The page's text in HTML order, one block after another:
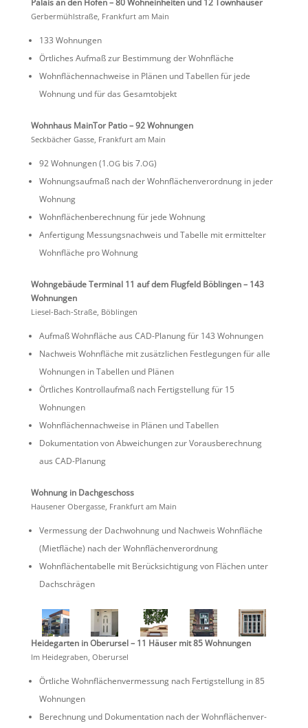
Palais an den Höfen – 80 Wohnein­heiten und 12 Townhäuser
Gerber­mühl­straße, Frank­furt am Main
133 Wohnungen
Örtli­ches Aufmaß zur Bestim­mung der Wohnfläche
Wohnflä­chen­nach­weise in Plänen und Tabellen für jede
Wohnung und für das Gesamtobjekt
Wohnhaus MainTor Patio – 92 Wohnungen
Seckbä­cher Gasse, Frank­furt am Main
92 Wohnungen (1.OGbis 7.OG)
Wohnungs­aufmaß nach der Wohnflä­chen­ver­ord­nung in jeder
Wohnung
Wohnflä­chen­be­rech­nung für jede Wohnung
Anfer­ti­gung Messungs­nach­weis und Tabelle mit ermit­telter
Wohnfläche pro Wohnung
Wohnge­bäude Terminal 11 auf dem Flugfeld Böblingen – 143
Wohnungen
Liesel-Bach-Straße, Böblingen
Aufmaß Wohnfläche aus CAD-Planung für 143 Wohnungen
Nachweis Wohnfläche mit zusätz­li­chen Festle­gungen für alle
Wohnungen in Tabellen und Plänen
Örtli­ches Kontroll­aufmaß nach Fertig­stel­lung für 15
Wohnungen
Wohnflä­chen­nach­weise in Plänen und Tabellen
Dokumen­ta­tion von Abwei­chungen zur Voraus­be­rech­nung
aus CAD-Planung
Wohnung in Dachgeschoss
Hausener Obergasse, Frank­furt am Main
Vermes­sung der Dachwoh­nung und Nachweis Wohnfläche
(Mietfläche) nach der Wohnflächenverordnung
Wohnflä­chen­ta­belle mit Berück­sich­ti­gung von Flächen unter
Dachschrägen
Heide­garten in Oberursel – 11 Häuser mit 85 Wohnungen
Im Heide­graben, Oberursel
Örtliche Wohnflä­chen­ver­mes­sung nach Fertig­stel­lung in 85
Wohnungen
Berech­nung und Dokumen­ta­tion nach der Wohnflä­chen­ver­